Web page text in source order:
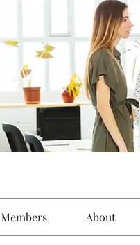
Members About